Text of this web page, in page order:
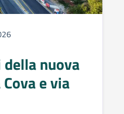
nuova
e via